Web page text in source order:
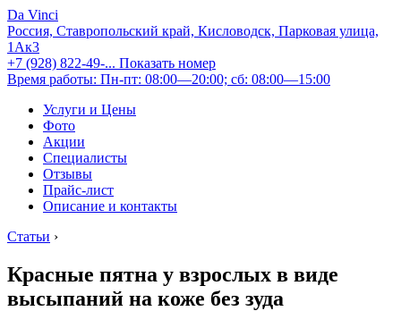
Da Vinci
Россия, Ставропольский край, Кисловодск, Парковая улица,
1Ак3
+7 (928) 822-49-... Показать номер
Время работы: Пн-пт: 08:00—20:00; сб: 08:00—15:00
Услуги и Цены
Фото
Акции
Специалисты
Отзывы
Прайс-лист
Описание и контакты
Статьи ›
Красные пятна у взрослых в виде
высыпаний на коже без зуда